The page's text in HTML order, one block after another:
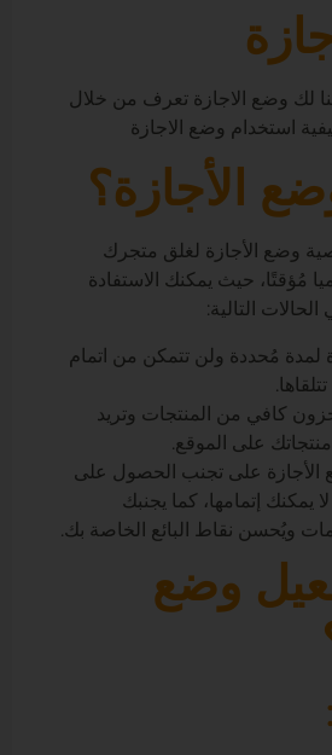
لك وضع الاجازة تعرف من خلال
استخدام وضع الاجازة
الأجازة؟
وضع الأجازة لغلق متجرك
مُؤقتًا، حيث يمكنك الاستفادة
التالية:
لمدة مُحددة ولن تتمكن من اتمام
كافي من المنتجات وتريد
على الموقع.
على تجنب الحصول على
يمكنك إتمامها، كما يجنبك
ويُحسن نقاط البائع الخاصة بك.
وضع